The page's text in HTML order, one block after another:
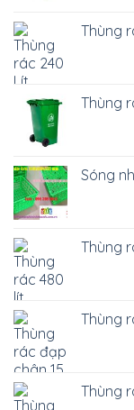
Thùng
Thùng
Sóng
Thùng
Thùng
Thùng